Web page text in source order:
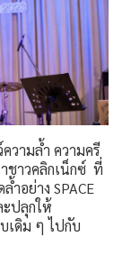
ความล้ำ ความครี
ชาวคลิกเน็กซ์ ที่
อย่าง SPACE
ปลุกให้
เดิม ๆ ไปกับ